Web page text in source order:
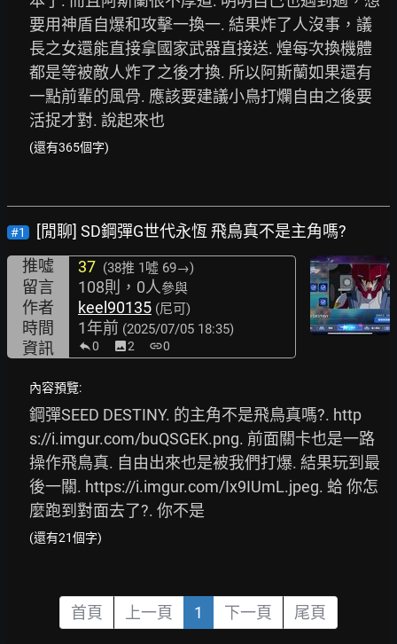
要用神盾自爆和攻擊一換一. 結果炸了人沒事，議
長之女還能直接拿國家武器直接送. 煌每次換機體
都是等被敵人炸了之後才換. 所以阿斯蘭如果還有
一點前輩的風骨. 應該要建議小鳥打爛自由之後要
活捉才對. 說起來也
(還有365個字)
#1
[閒聊] SD鋼彈G世代永恆 飛鳥真不是主角嗎?
推噓
37 (38推 1噓 69→)
留言 108則，0人參與
作者 keel90135 (尼可)
時間 1年前 (2025/07/05 18:35)
資訊 0 image2 link0
內容預覽:
鋼彈SEED DESTINY. 的主角不是飛鳥真嗎?. http
s://i.imgur.com/buQSGEK.png. 前面關卡也是一路
操作飛鳥真. 自由出來也是被我們打爆. 結果玩到最
後一關. https://i.imgur.com/Ix9IUmL.jpeg. 蛤 你怎
麼跑到對面去了?. 你不是
(還有21個字)
首頁 上一頁 1 下一頁 尾頁